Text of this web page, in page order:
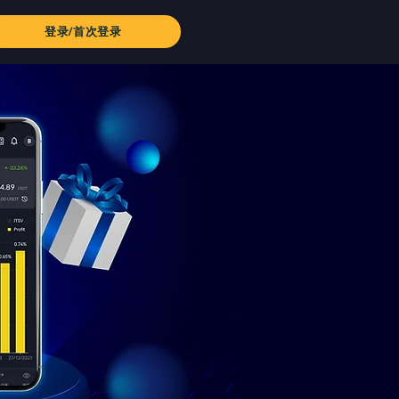
登录/首次登录